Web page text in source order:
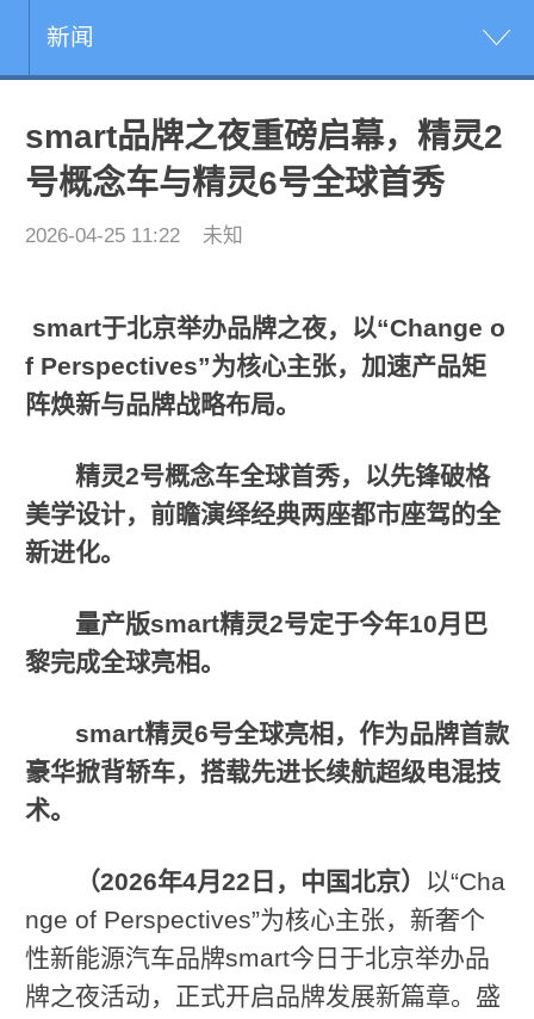
新闻
smart品牌之夜重磅启幕，精灵2
号概念车与精灵6号全球首秀
2026-04-25 11:22 未知
smart于北京举办品牌之夜，以“Change o
f Perspectives”为核心主张，加速产品矩
阵焕新与品牌战略布局。
精灵2号概念车全球首秀，以先锋破格
美学设计， 前瞻演绎经典两座都市座驾的全
新进化。
量产版smart精灵2号定于今年10月巴
黎完成全球亮相。
smart精灵6号全球亮相，作为品牌首款
豪华掀背轿车，搭载先进长续航超级电混技
术。
（2026年4月 22 日，中国北京） 以“Cha
nge of Perspectives”为核心主张，新奢个
性新能源汽车品牌smart今日于北京举办品
牌之夜活动，正式开启品牌发展新篇章。盛